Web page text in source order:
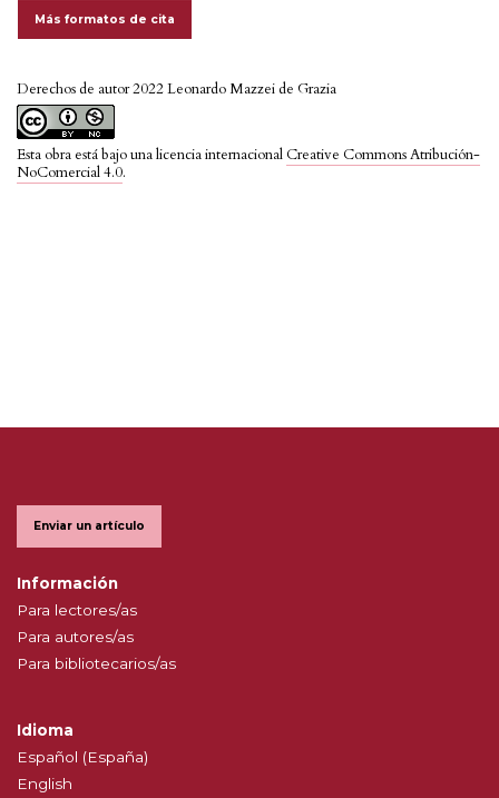
Más formatos de cita
Derechos de autor 2022 Leonardo Mazzei de Grazia
Esta obra está bajo una licencia internacional Creative Commons Atribución-
NoComercial 4.0.
Enviar un artículo
Información
Para lectores/as
Para autores/as
Para bibliotecarios/as
Idioma
Español (España)
English